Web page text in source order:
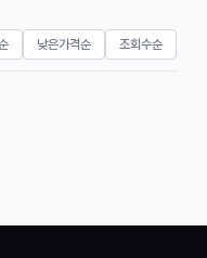
낮은가격순 조회수순